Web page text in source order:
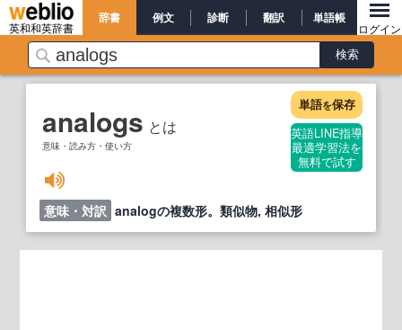
英和和英辞書
辞書 例文 診断 翻訳 単語帳
ログイン
analogs とは
意味・読み方・使い方
単語を保存
英語LINE指導
最適学習法を
無料で試す
意味・対訳 analogの複数形。類似物, 相似形